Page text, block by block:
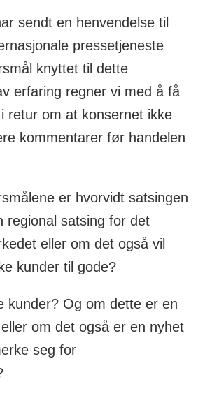
sendt en henvendelse til
pressetjeneste
knyttet til dette
erfaring regner vi med å få
retur om at konsernet ikke
kommentarer før handelen
er hvorvidt satsingen
regional satsing for det
eller om det også vil
kunder til gode?
kunder? Og om dette er en
om det også er en nyhet
seg for